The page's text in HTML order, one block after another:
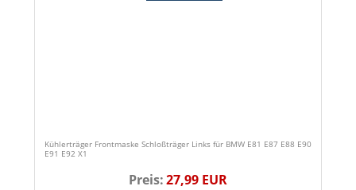
Kühlerträger Frontmaske Schloßträger Links für BMW E81 E87 E88 E90
E91 E92 X1
Preis:27,99 EUR